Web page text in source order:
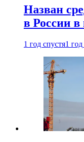
Назван
в России в
1 год спустя1